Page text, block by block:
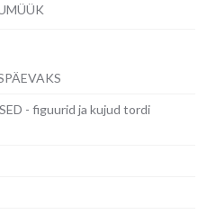
- figuurid ja kujud tordi